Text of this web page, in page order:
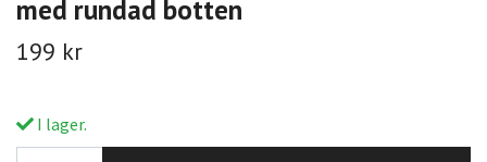
med rundad botten
199 kr
I lager.